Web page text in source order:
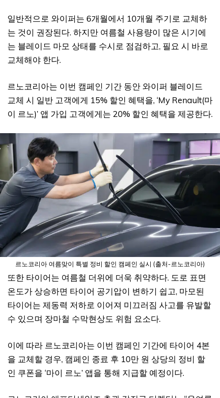
일반적으로 와이퍼는 6개월에서 10개월 주기로 교체하
는 것이 권장된다. 하지만 여름철 사용량이 많은 시기에
는 블레이드 마모 상태를 수시로 점검하고, 필요 시 바로
교체해야 한다.
르노코리아는 이번 캠페인 기간 동안 와이퍼 블레이드
교체 시 일반 고객에게 15% 할인 혜택을, ‘My Renault(마
이 르노)’ 앱 가입 고객에게는 20% 할인 혜택을 제공한다.
르노코리아 여름맞이 특별 정비 할인 캠페인 실시 (출처-르노코리아)
또한 타이어는 여름철 더위에 더욱 취약하다. 도로 표면
온도가 상승하면 타이어 공기압이 변하기 쉽고, 마모된
타이어는 제동력 저하로 이어져 미끄러짐 사고를 유발할
수 있으며 장마철 수막현상도 위험 요소다.
이에 따라 르노코리아는 이번 캠페인 기간에 타이어 4본
을 교체할 경우, 캠페인 종료 후 10만 원 상당의 정비 할
인 쿠폰을 ‘마이 르노’ 앱을 통해 지급할 예정이다.